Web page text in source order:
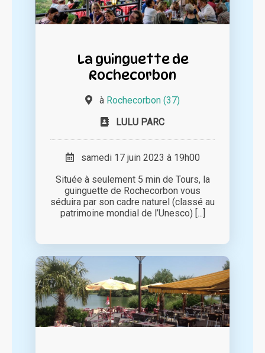
La guinguette de
Rochecorbon
à Rochecorbon (37)
LULU PARC
samedi 17 juin 2023 à 19h00
Située à seulement 5 min de Tours, la
guinguette de Rochecorbon vous
séduira par son cadre naturel (classé au
patrimoine mondial de l’Unesco) [...]